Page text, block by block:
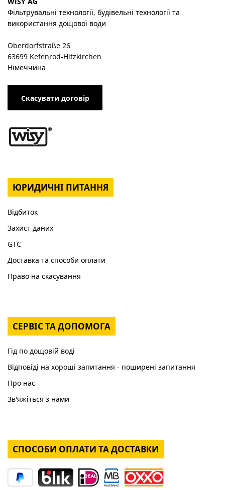
Фільтрувальні технології, будівельні технології та
використання дощової води
Oberdorfstraße 26
63699 Kefenrod-Hitzkirchen
Німеччина
Скасувати договір
ЮРИДИЧНІ ПИТАННЯ
Відбиток
Захист даних
GTC
Доставка та способи оплати
Право на скасування
СЕРВІС ТА ДОПОМОГА
Гід по дощовій воді
Відповіді на хороші запитання - поширені запитання
Про нас
Зв'яжіться з нами
СПОСОБИ ОПЛАТИ ТА ДОСТАВКИ